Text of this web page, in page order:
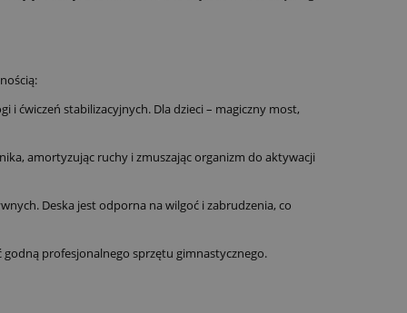
i ćwiczeń stabilizacyjnych. Dla dzieci – magiczny most,
amortyzując ruchy i zmuszając organizm do aktywacji
Deska jest odporna na wilgoć i zabrudzenia, co
godną profesjonalnego sprzętu gimnastycznego.